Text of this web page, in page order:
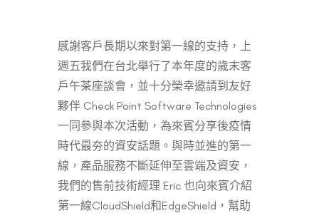
感謝客戶長期以來對第一線的支持，上
週五我們在台北舉行了本年度的歲末客
戶午茶座談會，並十分榮幸邀請到友好
夥伴 Check Point Software Technologies
一同參與本次活動，為來賓分享後疫情
時代最夯的資安話題。與時並進的第一
線，產品服務不斷延伸至雲端及資安，
我們的售前技術經理 Eric 也向來賓介紹
第一線CloudShield和EdgeShield，幫助